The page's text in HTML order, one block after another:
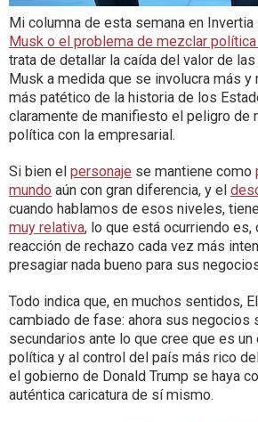
Mi columna de esta semana en Invertia
Musk o el problema de mezclar
trata de detallar la caída del valor de
Musk a medida que se involucra más
más patético de la historia de los
claramente de manifiesto el peligro de
política con la empresarial.
Si bien el personaje se mantiene como
mundo aún con gran diferencia, y el
cuando hablamos de esos niveles,
muy relativa, lo que está ocurriendo es,
reacción de rechazo cada vez más
presagiar nada bueno para sus
Todo indica que, en muchos sentidos,
cambiado de fase: ahora sus negocios
secundarios ante lo que cree que es
política y al control del país más rico
el gobierno de Donald Trump se haya
auténtica caricatura de sí mismo.